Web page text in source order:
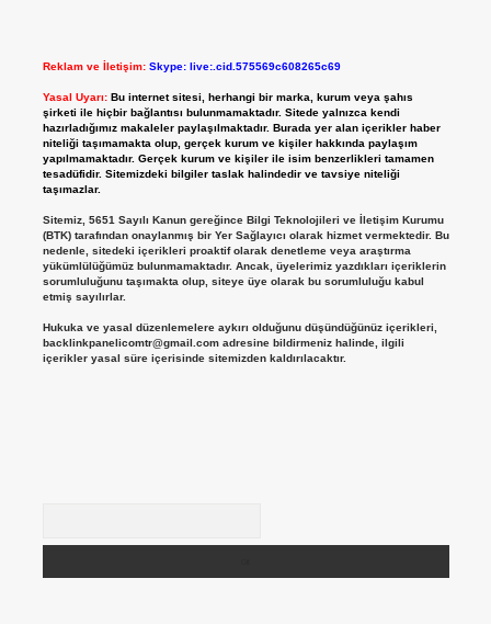
Reklam ve İletişim: Skype: live:.cid.575569c608265c69
Yasal Uyarı: Bu internet sitesi, herhangi bir marka, kurum veya şahıs
şirketi ile hiçbir bağlantısı bulunmamaktadır. Sitede yalnızca kendi
hazırladığımız makaleler paylaşılmaktadır. Burada yer alan içerikler haber
niteliği taşımamakta olup, gerçek kurum ve kişiler hakkında paylaşım
yapılmamaktadır. Gerçek kurum ve kişiler ile isim benzerlikleri tamamen
tesadüfidir. Sitemizdeki bilgiler taslak halindedir ve tavsiye niteliği
taşımazlar.
Sitemiz, 5651 Sayılı Kanun gereğince Bilgi Teknolojileri ve İletişim Kurumu
(BTK) tarafından onaylanmış bir Yer Sağlayıcı olarak hizmet vermektedir. Bu
nedenle, sitedeki içerikleri proaktif olarak denetleme veya araştırma
yükümlülüğümüz bulunmamaktadır. Ancak, üyelerimiz yazdıkları içeriklerin
sorumluluğunu taşımakta olup, siteye üye olarak bu sorumluluğu kabul
etmiş sayılırlar.
Hukuka ve yasal düzenlemelere aykırı olduğunu düşündüğünüz içerikleri,
backlinkpanelicomtr@gmail.comadresine bildirmeniz halinde, ilgili
içerikler yasal süre içerisinde sitemizden kaldırılacaktır.